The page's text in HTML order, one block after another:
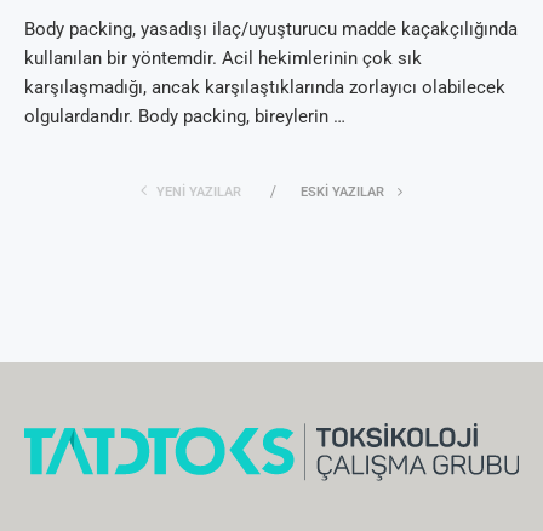
Body packing, yasadışı ilaç/uyuşturucu madde kaçakçılığında
kullanılan bir yöntemdir. Acil hekimlerinin çok sık
karşılaşmadığı, ancak karşılaştıklarında zorlayıcı olabilecek
olgulardandır. Body packing, bireylerin …
YENI YAZILAR ESKI YAZILAR